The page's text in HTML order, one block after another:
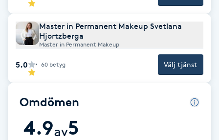
Fet hårbotten
Fettreducering
Fibromassage
Fotmassage
Master in Permanent Makeup Svetlana
Hjortzberga
Master in Permanent Makeup
5.0 60 betyg Välj tjänst
Omdömen
4.9av5